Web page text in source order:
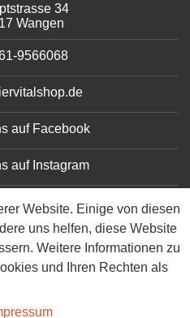
34
Wangen
9566068
auf Facebook
auf Instagram
& Webdesign
Website. Einige von diesen
uns helfen, diese Website
Weitere Informationen zu
und Ihren Rechten als